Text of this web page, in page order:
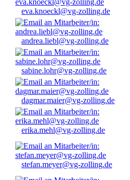
eva.knoeckl@vg-zolling.de
andrea.liebl@vg-zolling.de
sabine.lohr@vg-zolling.de
dagmar.maier@vg-zolling.de
erika.mehl@vg-zolling.de
stefan.meyer@vg-zolling.de